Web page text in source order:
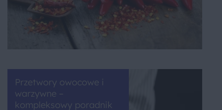
Przetwory owocowe i
warzywne –
kompleksowy poradnik